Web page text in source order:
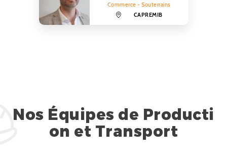
Commerce - Souterrains
CAPREMIB
Nos Équipes de Producti
on et Transport